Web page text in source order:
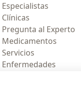
Especialistas
Clínicas
Pregunta al Experto
Medicamentos
Servicios
Enfermedades